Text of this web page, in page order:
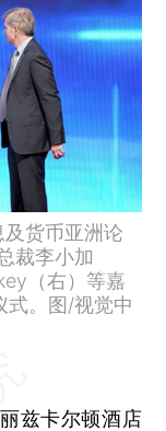
货币亚洲论
裁李小加
（右）等嘉
式。图/视觉中
兹卡尔顿酒店